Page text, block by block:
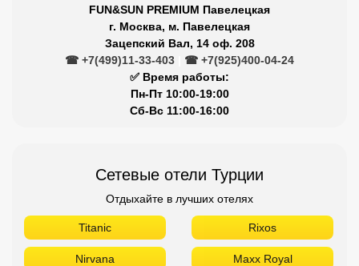
FUN&SUN PREMIUM Павелецкая
г. Москва, м. Павелецкая
Зацепский Вал, 14 оф. 208
☎ +7(499)11-33-403
☎ +7(925)400-04-24
✅ Время работы:
Пн-Пт 10:00-19:00
Сб-Вс 11:00-16:00
Сетевые отели Турции
Отдыхайте в лучших отелях
Titanic Rixos
Nirvana Maxx Royal